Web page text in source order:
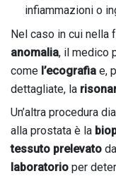
infiammazioni o
Nel caso in cui nella
anomalia, il medico
come l’ecografia e,
dettagliate, la
Un’altra procedura
alla prostata è la
tessuto prelevato
laboratorio per